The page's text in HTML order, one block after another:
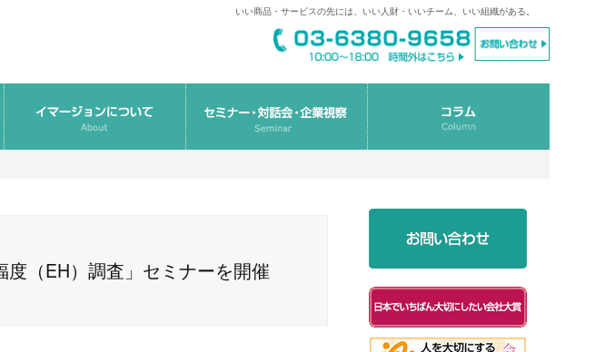
いい商品・サービスの先には、いい人財・いいチーム、いい組織がある。
（EH）調査」セミナーを開催